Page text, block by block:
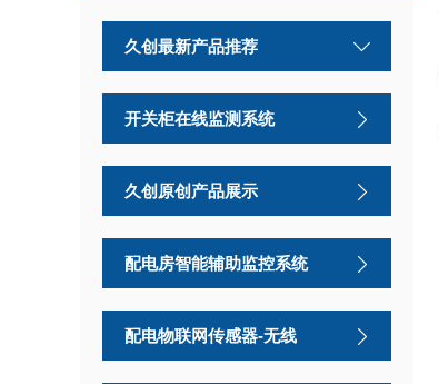
久创最新产品推荐
开关柜在线监测系统
久创原创产品展示
配电房智能辅助监控系统
配电物联网传感器-无线